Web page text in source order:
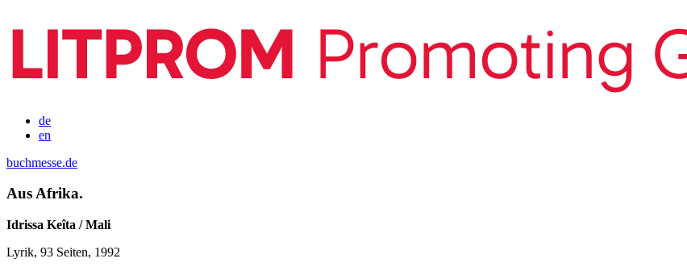
de
en
buchmesse.de
Aus Afrika.
Idrissa Keîta / Mali
Lyrik, 93 Seiten, 1992